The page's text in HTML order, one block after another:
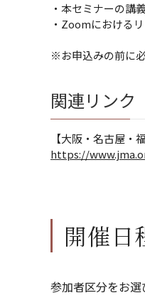
・本セミナーの講
・Zoomにおける
※お申込みの前に
関連リンク
【大阪・名古屋
https://
開催日
参加者区分をお